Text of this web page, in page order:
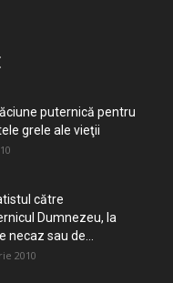
puternică pentru
grele ale vieţii
către
Dumnezeu, la
necaz sau de...
2010